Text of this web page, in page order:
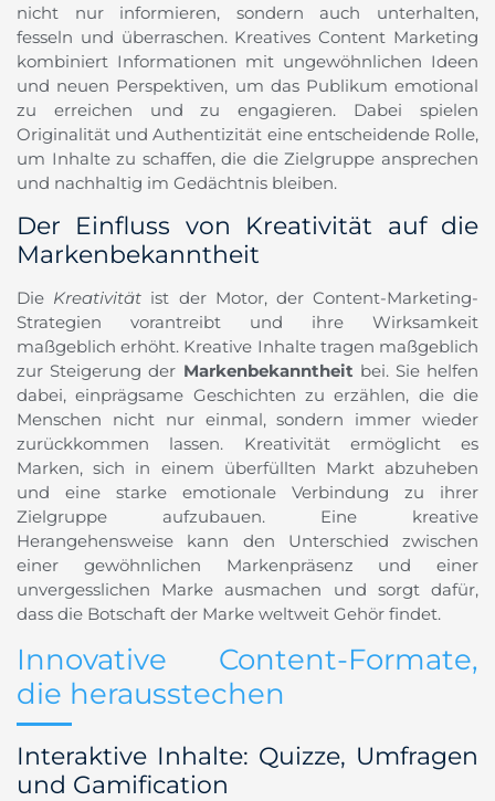
nicht nur informieren, sondern auch unterhalten,
fesseln und überraschen. Kreatives Content Marketing
kombiniert Informationen mit ungewöhnlichen Ideen
und neuen Perspektiven, um das Publikum emotional
zu erreichen und zu engagieren. Dabei spielen
Originalität und Authentizität eine entscheidende Rolle,
um Inhalte zu schaffen, die die Zielgruppe ansprechen
und nachhaltig im Gedächtnis bleiben.
Der Einfluss von Kreativität auf die
Markenbekanntheit
Die Kreativität ist der Motor, der Content-Marketing-
Strategien vorantreibt und ihre Wirksamkeit
maßgeblich erhöht. Kreative Inhalte tragen maßgeblich
zur Steigerung der Markenbekanntheit bei. Sie helfen
dabei, einprägsame Geschichten zu erzählen, die die
Menschen nicht nur einmal, sondern immer wieder
zurückkommen lassen. Kreativität ermöglicht es
Marken, sich in einem überfüllten Markt abzuheben
und eine starke emotionale Verbindung zu ihrer
Zielgruppe aufzubauen. Eine kreative
Herangehensweise kann den Unterschied zwischen
einer gewöhnlichen Markenpräsenz und einer
unvergesslichen Marke ausmachen und sorgt dafür,
dass die Botschaft der Marke weltweit Gehör findet.
Innovative Content-Formate,
die herausstechen
Interaktive Inhalte: Quizze, Umfragen
und Gamification